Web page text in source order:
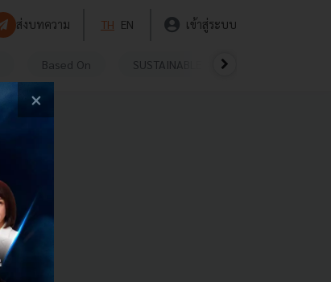
ส่งบทความ TH EN เข้าสู่ระบบ
Based On SUSTAINABLE
×